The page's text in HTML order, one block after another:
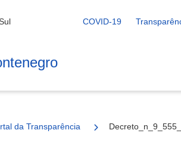
COVID-19
da Transparência